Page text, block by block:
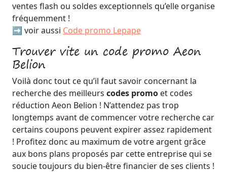
ventes flash ou soldes exceptionnels qu’elle organise
fréquemment !
➡️ voir aussi Code promo Lepape
Trouver vite un code promo Aeon
Belion
Voilà donc tout ce qu’il faut savoir concernant la
recherche des meilleurs codes promo et codes
réduction Aeon Belion ! N’attendez pas trop
longtemps avant de commencer votre recherche car
certains coupons peuvent expirer assez rapidement
! Profitez donc au maximum de votre argent grâce
aux bons plans proposés par cette entreprise qui se
soucie toujours du bien-être financier de ses clients !